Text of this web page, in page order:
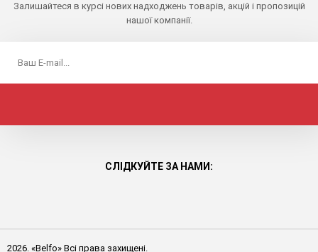
Залишайтеся в курсі нових надходжень товарів, акцій і пропозицій
нашої компанії.
СЛІДКУЙТЕ ЗА НАМИ:
2026. «Belfo» Всі права захищені.